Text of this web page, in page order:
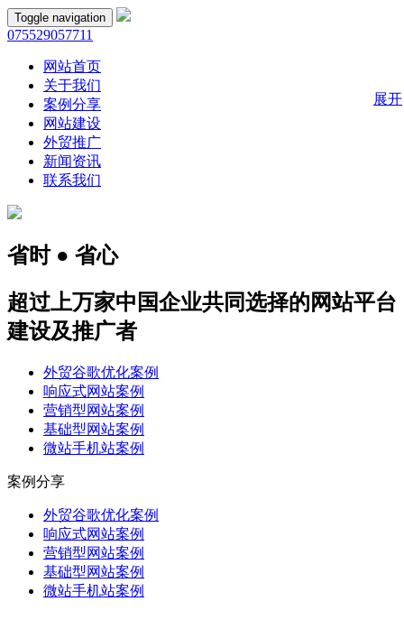
Toggle navigation
075529057711
网站首页
关于我们
案例分享
网站建设
外贸推广
新闻资讯
联系我们
省时 ● 省心
超过上万家中国企业共同选择的网站平台
建设及推广者
外贸谷歌优化案例
响应式网站案例
营销型网站案例
基础型网站案例
微站手机站案例
案例分享
外贸谷歌优化案例
响应式网站案例
营销型网站案例
基础型网站案例
微站手机站案例
展开